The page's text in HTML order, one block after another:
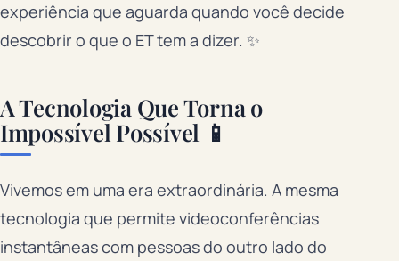
experiência que aguarda quando você decide
descobrir o que o ET tem a dizer. ✨
A Tecnologia Que Torna o
Impossível Possível 📱
Vivemos em uma era extraordinária. A mesma
tecnologia que permite videoconferências
instantâneas com pessoas do outro lado do